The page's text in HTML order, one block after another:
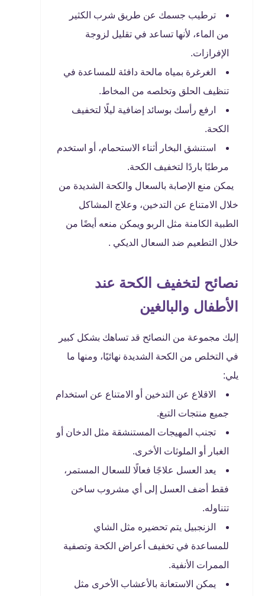
ترطيب جسمك عن طريق شرب الكثير
من الماء، لأنها تساعد في تقليل لزوجة
الإفرازات.
الغرغرة بمياه مالحة دافئة للمساعدة في
تنظيف الحلق وتخلصه من المخاط.
ارفع رأسك بوسائد إضافية ليلًا لتخفيف
الكحة.
استنشق البخار أثناء الاستحمام، أو استخدم
مرطبًا باردًا لتخفيف الكحة.
يمكن منع الإصابة بالسعال والكحة الشديدة من
خلال الامتناع عن التدخين، وعلاج المشاكل
الطبية الكامنة مثل الربو ويمكن منعه أيضًا من
خلال التطعيم ضد السعال الديكي .
نصائح لتخفيف الكحة عند
الأطفال والبالغين
إليك مجموعة من النصائح قد تساهك بشكل كبير
في التخلص من الكحة الشديدة نهائيًا، ومنها ما
يلي:
الاقلاع عن التدخين أو الامتناع عن استخدام
جميع منتجات التبغ.
تجنب المهيجات المستنشقة مثل الدخان أو
الغبار أو الملوثات الأخرى.
يعد العسل علاجًا فعالًا للسعال المستمر،
فقط أضف العسل إلى أي مشروب ساخن
تتناوله.
الزنجبيل يتم تحضيره مثل الشاي
للمساعدة في تخفيف أعراض الكحة وتصفية
الممرات الأنفية.
يمكن الاستعانة بالأعشاب الأخرى مثل